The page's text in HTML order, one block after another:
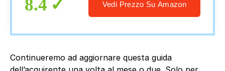
8.4 Vedi Prezzo Su Amazon
Continueremo ad aggiornare questa guida